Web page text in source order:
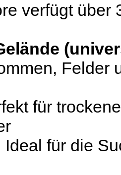
verfügt über
Felder
für
Ideal für die